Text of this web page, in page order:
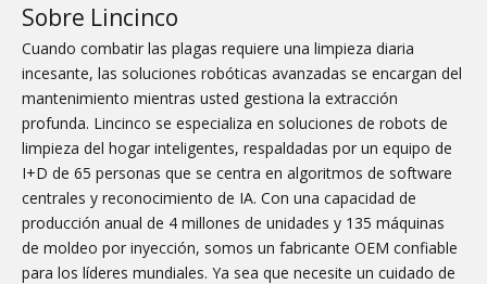
Sobre Lincinco
Cuando combatir las plagas requiere una limpieza diaria
incesante, las soluciones robóticas avanzadas se encargan del
mantenimiento mientras usted gestiona la extracción
profunda. Lincinco se especializa en soluciones de robots de
limpieza del hogar inteligentes, respaldadas por un equipo de
I+D de 65 personas que se centra en algoritmos de software
centrales y reconocimiento de IA. Con una capacidad de
producción anual de 4 millones de unidades y 135 máquinas
de moldeo por inyección, somos un fabricante OEM confiable
para los líderes mundiales. Ya sea que necesite un cuidado de